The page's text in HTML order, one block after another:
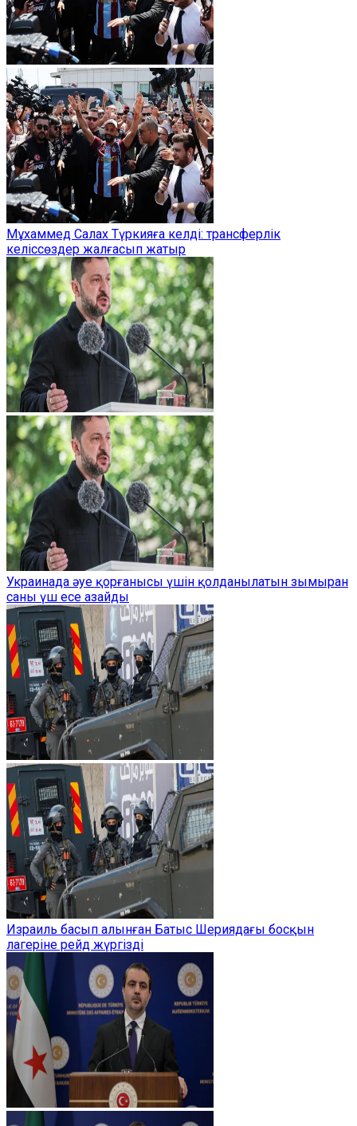
Мұхаммед Салах Түркияға келді: трансферлік
келіссөздер жалғасып жатыр
Украинада әуе қорғанысы үшін қолданылатын зымыран
саны үш есе азайды
Израиль басып алынған Батыс Шериядағы босқын
лагеріне рейд жүргізді